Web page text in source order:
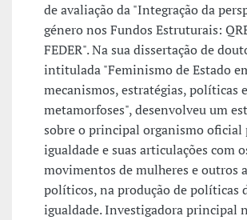
de avaliação da "Integração da
género nos Fundos Estruturais:
FEDER". Na sua dissertação de
intitulada "Feminismo de Estado
mecanismos, estratégias, políticas e
metamorfoses", desenvolveu um
sobre o principal organismo oficial
igualdade e suas articulações com
movimentos de mulheres e outros
políticos, na produção de políticas
igualdade. Investigadora principal